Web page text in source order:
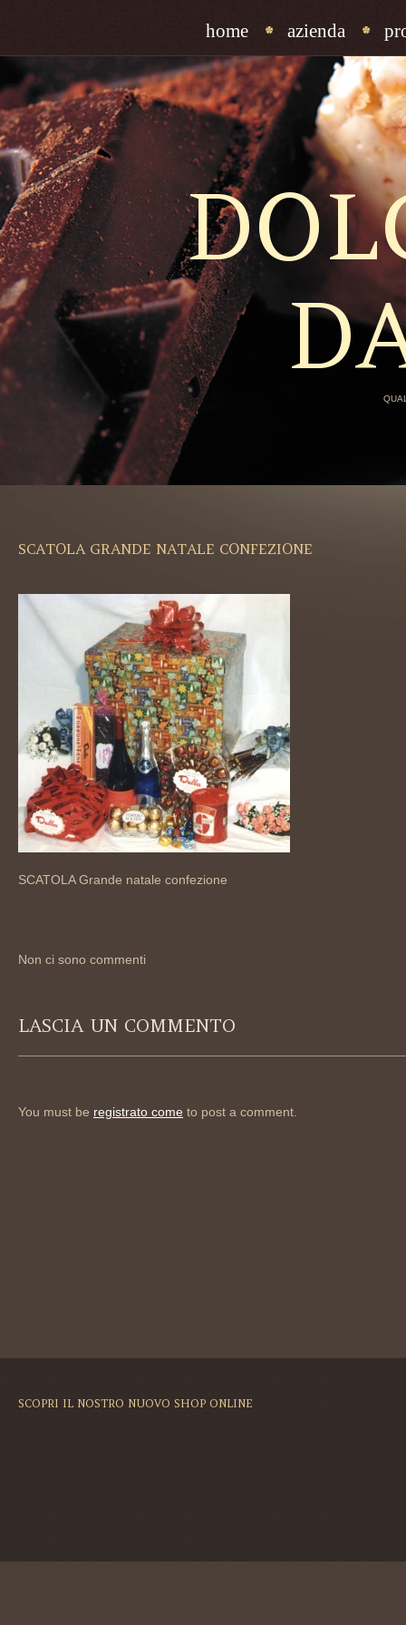
home azienda
SCATOLA GRANDE NATALE CONFEZIONE
SCATOLA Grande natale confezione
Non ci sono commenti
LASCIA UN COMMENTO
You must be registrato come to post a comment.
SCOPRI IL NOSTRO NUOVO SHOP ONLINE